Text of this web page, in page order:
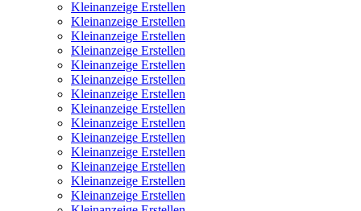
Kleinanzeige Erstellen
Kleinanzeige Erstellen
Kleinanzeige Erstellen
Kleinanzeige Erstellen
Kleinanzeige Erstellen
Kleinanzeige Erstellen
Kleinanzeige Erstellen
Kleinanzeige Erstellen
Kleinanzeige Erstellen
Kleinanzeige Erstellen
Kleinanzeige Erstellen
Kleinanzeige Erstellen
Kleinanzeige Erstellen
Kleinanzeige Erstellen